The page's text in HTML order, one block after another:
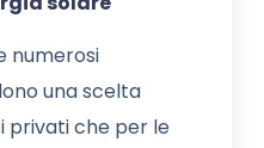
numerosi
una scelta
privati che per le